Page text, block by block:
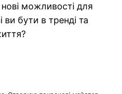
можливості для
ви бути в тренді та